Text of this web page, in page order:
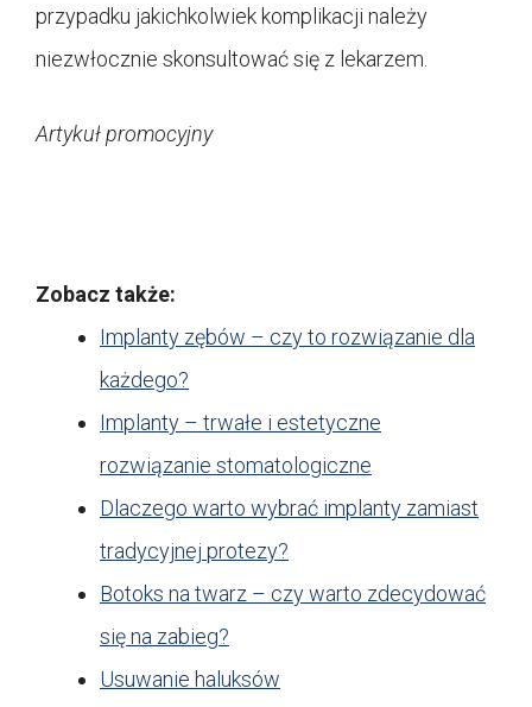
przypadku jakichkolwiek komplikacji należy
niezwłocznie skonsultować się z lekarzem.
Artykuł promocyjny
Zobacz także:
Implanty zębów – czy to rozwiązanie dla
każdego?
Implanty – trwałe i estetyczne
rozwiązanie stomatologiczne
Dlaczego warto wybrać implanty zamiast
tradycyjnej protezy?
Botoks na twarz – czy warto zdecydować
się na zabieg?
Usuwanie haluksów